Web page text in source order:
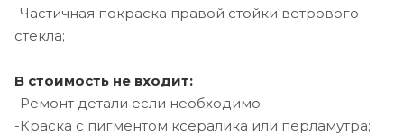
-Частичная покраска правой стойки ветрового
стекла;
В стоимость не входит:
-Ремонт детали если необходимо;
-Краска с пигментом ксералика или перламутра;